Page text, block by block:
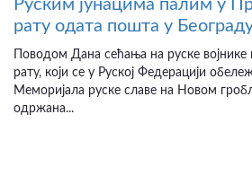
Руским јунацима палим у
рату одата пошта у
Поводом Дана сећања на руске
рату, који се у Руској Федерацији
Меморијала руске славе на Новом
одржана...